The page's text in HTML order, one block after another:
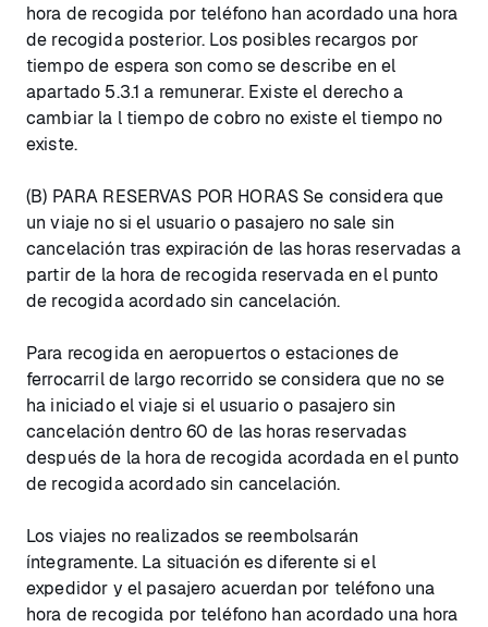
hora de recogida por teléfono han acordado una hora
de recogida posterior. Los posibles recargos por
tiempo de espera son como se describe en el
apartado 5.3.1 a remunerar. Existe el derecho a
cambiar la l tiempo de cobro no existe el tiempo no
existe.
(B) PARA RESERVAS POR HORAS Se considera que
un viaje no si el usuario o pasajero no sale sin
cancelación tras expiración de las horas reservadas a
partir de la hora de recogida reservada en el punto
de recogida acordado sin cancelación.
Para recogida en aeropuertos o estaciones de
ferrocarril de largo recorrido se considera que no se
ha iniciado el viaje si el usuario o pasajero sin
cancelación dentro 60 de las horas reservadas
después de la hora de recogida acordada en el punto
de recogida acordado sin cancelación.
Los viajes no realizados se reembolsarán
íntegramente. La situación es diferente si el
expedidor y el pasajero acuerdan por teléfono una
hora de recogida por teléfono han acordado una hora